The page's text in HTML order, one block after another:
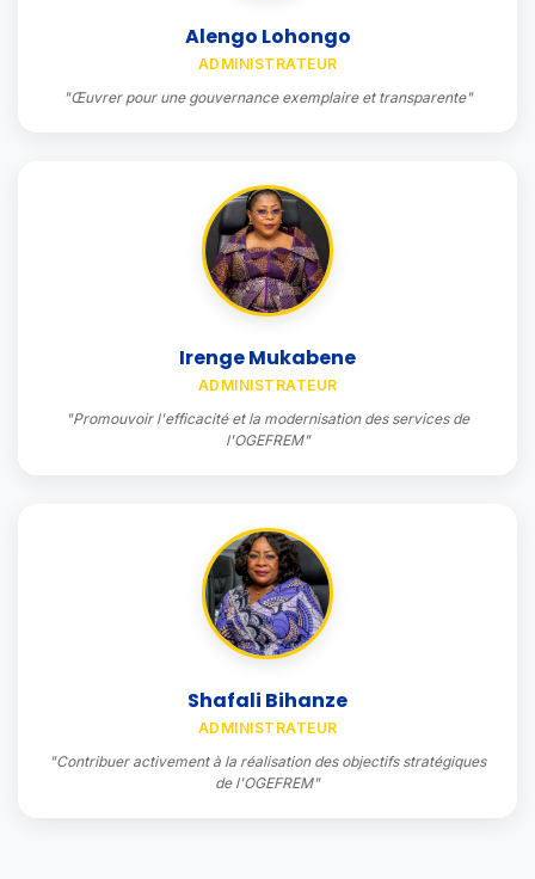
Alengo Lohongo
ADMINISTRATEUR
"Œuvrer pour une gouvernance exemplaire et transparente"
Irenge Mukabene
ADMINISTRATEUR
"Promouvoir l'efficacité et la modernisation des services de
l'OGEFREM"
Shafali Bihanze
ADMINISTRATEUR
"Contribuer activement à la réalisation des objectifs stratégiques
de l'OGEFREM"